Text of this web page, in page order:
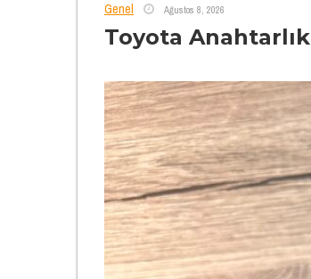
Genel Ağustos 8, 2026
Toyota Anahtarlık